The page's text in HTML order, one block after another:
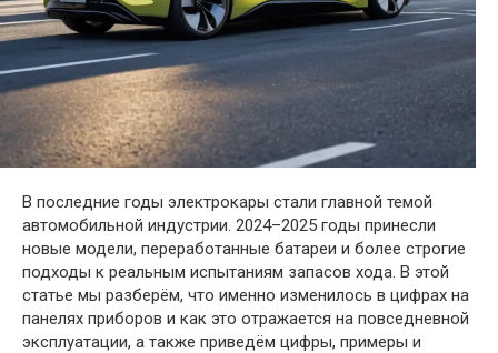
В последние годы электрокары стали главной темой
автомобильной индустрии. 2024–2025 годы принесли
новые модели, переработанные батареи и более строгие
подходы к реальным испытаниям запасов хода. В этой
статье мы разберём, что именно изменилось в цифрах на
панелях приборов и как это отражается на повседневной
эксплуатации, а также приведём цифры, примеры и